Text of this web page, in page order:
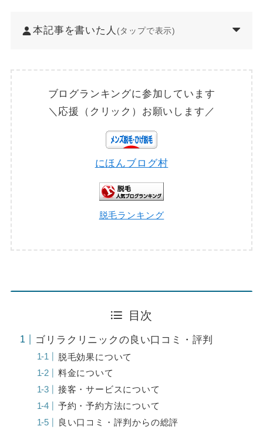
本記事を書いた人 (タップで表示)
ブログランキングに参加しています
＼応援（クリック）お願いします／
にほんブログ村
脱毛ランキング
目次
ゴリラクリニックの良い口コミ・評判
脱毛効果について
料金について
接客・サービスについて
予約・予約方法について
良い口コミ・評判からの総評